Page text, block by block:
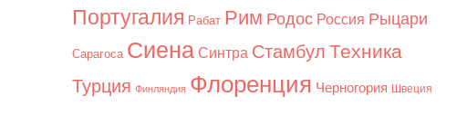
Португалия Рабат Рим Родос Россия Рыцари
Сарагоса Сиена Синтра Стамбул Техника
Турция Финляндия Флоренция Черногория Швеция